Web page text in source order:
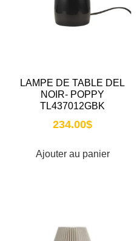
LAMPE DE TABLE DEL
NOIR- POPPY
TL437012GBK
234.00$
Ajouter au panier